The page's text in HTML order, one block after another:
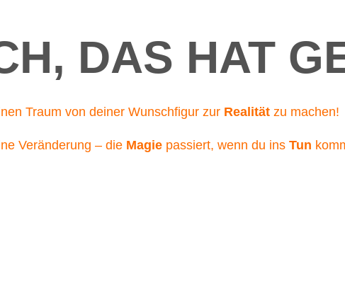
DAS HAT
Traum von deiner Wunschfigur zur Realität zu machen!
Veränderung – die Magie passiert, wenn du ins Tun